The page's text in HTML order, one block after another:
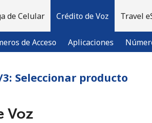
de Celular Crédito de Voz
de Acceso Aplicaciones
Travel
3: Seleccionar producto
Voz